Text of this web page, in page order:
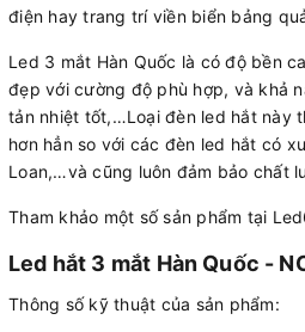
điện hay trang trí viền biển bảng
Led 3 mắt Hàn Quốc là có độ bền
đẹp với cường độ phù hợp, và khả
tản nhiệt tốt,…Loại đèn led hắt này
hơn hẳn so với các đèn led hắt có
Loan,…và cũng luôn đảm bảo chất
Tham khảo một số sản phẩm tại
Led hắt 3 mắt Hàn Quốc -
Thông số kỹ thuật của sản phẩm: